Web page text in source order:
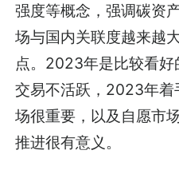
强度等概念，强调碳资
场与国内关联度越来越
点。2023年是比较看
交易不活跃，2023年着
场很重要，以及自愿市
推进很有意义。